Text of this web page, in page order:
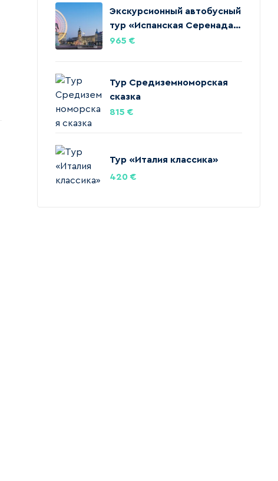
Экскурсионный автобусный
тур «Испанская Серенада»‎
из Барселоны
965€
Тур Средиземноморская
сказка
815€
Тур «‎Италия классика»
420€